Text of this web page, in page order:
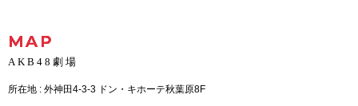
MAP
AKB48劇場
所在地 : 外神田4-3-3 ドン・キホーテ秋葉原8F